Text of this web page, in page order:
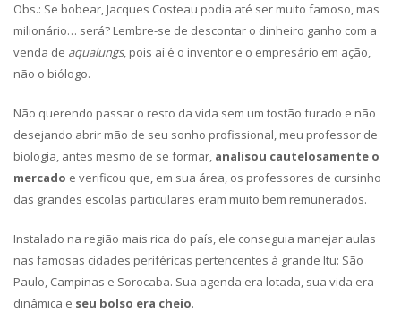
Obs.: Se bobear, Jacques Costeau podia até ser muito famoso, mas
milionário… será? Lembre-se de descontar o dinheiro ganho com a
venda de aqualungs, pois aí é o inventor e o empresário em ação,
não o biólogo.
Não querendo passar o resto da vida sem um tostão furado e não
desejando abrir mão de seu sonho profissional, meu professor de
biologia, antes mesmo de se formar, analisou cautelosamente o
mercado e verificou que, em sua área, os professores de cursinho
das grandes escolas particulares eram muito bem remunerados.
Instalado na região mais rica do país, ele conseguia manejar aulas
nas famosas cidades periféricas pertencentes à grande Itu: São
Paulo, Campinas e Sorocaba. Sua agenda era lotada, sua vida era
dinâmica e seu bolso era cheio.